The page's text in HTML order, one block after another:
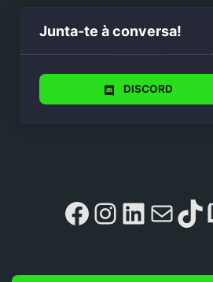
Junta-te à conversa!
DISCORD
Facebook
Mail